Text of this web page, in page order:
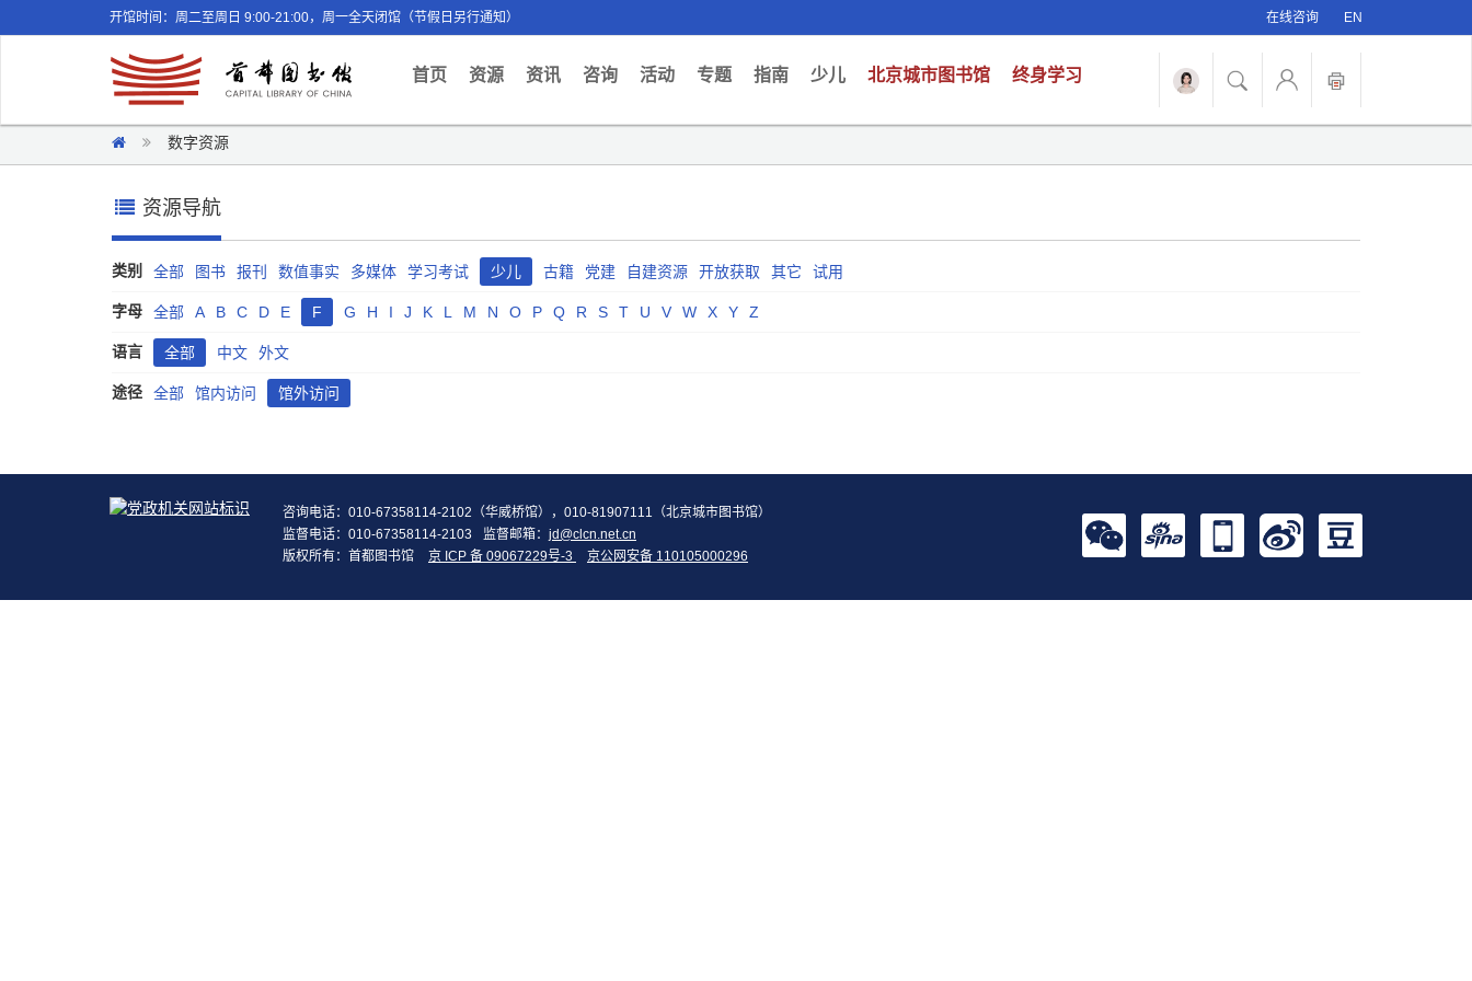
开馆时间：周二至周日 9:00-21:00，周一全天闭馆（节假日另行通知） 在线咨询 EN
首页(current)
资源 资讯 咨询 活动 专题 指南 少儿 北京城市图书馆 终身学习
数字资源
资源导航
类别 全部 图书 报刊 数值事实 多媒体 学习考试 少儿 古籍 党建 自建资源 开放获取 其它 试用
字母 全部 A B C D E F G H I J K L M N O P Q R S T U V W X Y Z
语言 全部 中文 外文
途径 全部 馆内访问 馆外访问
咨询电话：010-67358114-2102（华威桥馆），010-81907111（北京城市图书馆）
监督电话：010-67358114-2103
监督邮箱： jd@clcn.net.cn
版权所有：首都图书馆
京 ICP 备 09067229号-3 京公网安备 110105000296